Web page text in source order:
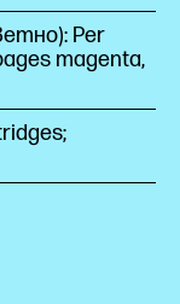
Per
magenta,